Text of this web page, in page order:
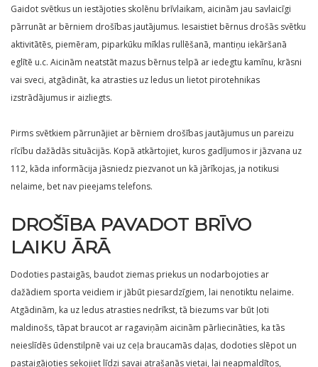
Gaidot svētkus un iestājoties skolēnu brīvlaikam, aicinām jau savlaicīgi
pārrunāt ar bērniem drošības jautājumus. Iesaistiet bērnus drošās svētku
aktivitātēs, piemēram, piparkūku mīklas rullēšanā, mantiņu iekāršanā
eglītē u.c. Aicinām neatstāt mazus bērnus telpā ar iedegtu kamīnu, krāsni
vai sveci, atgādināt, ka atrasties uz ledus un lietot pirotehnikas
izstrādājumus ir aizliegts.
Pirms svētkiem pārrunājiet ar bērniem drošības jautājumus un pareizu
rīcību dažādās situācijās. Kopā atkārtojiet, kuros gadījumos ir jāzvana uz
112, kāda informācija jāsniedz piezvanot un kā jārīkojas, ja notikusi
nelaime, bet nav pieejams telefons.
DROŠĪBA PAVADOT BRĪVO
LAIKU ĀRĀ
Dodoties pastaigās, baudot ziemas priekus un nodarbojoties ar
dažādiem sporta veidiem ir jābūt piesardzīgiem, lai nenotiktu nelaime.
Atgādinām, ka uz ledus atrasties nedrīkst, tā biezums var būt ļoti
maldinošs, tāpat braucot ar ragaviņām aicinām pārliecināties, ka tās
neieslīdēs ūdenstilpnē vai uz ceļa braucamās daļas, dodoties slēpot un
pastaigājoties sekojiet līdzi savai atrašanās vietai, lai neapmaldītos,